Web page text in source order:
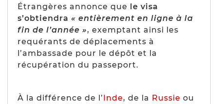
Étrangères annonce que le visa
s’obtiendra « entièrement en ligne à la
fin de l’année », exemptant ainsi les
requérants de déplacements à
l’ambassade pour le dépôt et la
récupération du passeport.
À la différence de l’Inde, de la Russie ou